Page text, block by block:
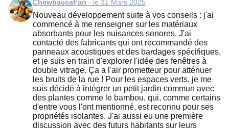
ChewbaccaFan - le 31 Mars 2025
Nouveau développement suite à vos conseils : j'ai
commencé à me renseigner sur les matériaux
absorbants pour les nuisances sonores. J'ai
contacté des fabricants qui ont recommandé des
panneaux acoustiques et des bardages spécifiques,
et je suis en train d'explorer l'idée des fenêtres à
double vitrage. Ça a l'air prometteur pour atténuer
les bruits de la rue ! Pour les espaces verts, je me
suis décidé à intégrer un petit jardin commun avec
des plantes comme le bambou, qui, comme certains
d'entre vous l'ont mentionné, est reconnu pour ses
propriétés isolantes. J'ai aussi eu une première
discussion avec des futurs habitants sur leurs